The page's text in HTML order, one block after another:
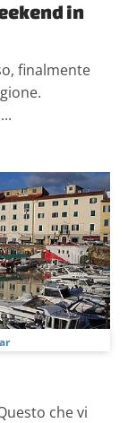
in
finalmente
che vi